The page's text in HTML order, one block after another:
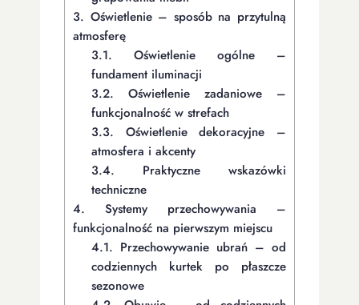
3. Oświetlenie – sposób na przytulną
atmosferę
3.1. Oświetlenie ogólne –
fundament iluminacji
3.2. Oświetlenie zadaniowe –
funkcjonalność w strefach
3.3. Oświetlenie dekoracyjne –
atmosfera i akcenty
3.4. Praktyczne wskazówki
techniczne
4. Systemy przechowywania –
funkcjonalność na pierwszym miejscu
4.1. Przechowywanie ubrań – od
codziennych kurtek po płaszcze
sezonowe